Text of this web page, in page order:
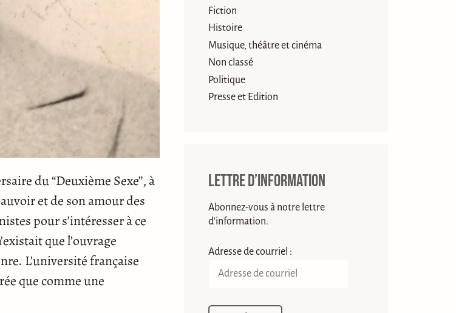
du “Deuxième Sexe”, à
et de son amour des
pour s’intéresser à ce
que l’ouvrage
L’université française
que comme une
Fiction
Histoire
Musique, théâtre et cinéma
Non classé
Politique
Presse et Edition
Lettre d’information
Abonnez-vous à notre lettre
d'information.
Adresse de courriel :